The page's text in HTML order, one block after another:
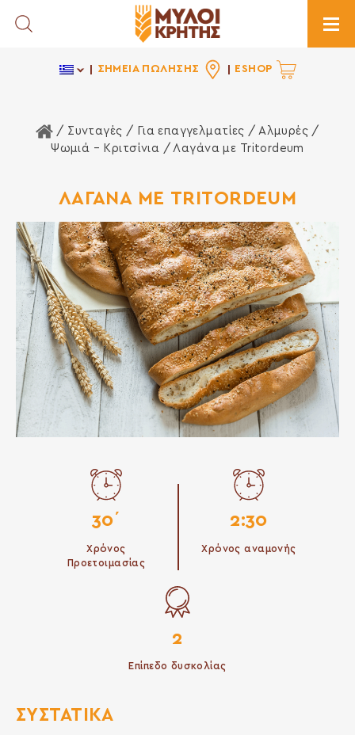
Toggle Search
ΣΗΜΕΙΑ ΠΩΛΗΣΗΣ ESHOP
Αρχική Σελίδα
/ Συνταγές / Για επαγγελματίες /Αλμυρές /
Ψωμιά – Κριτσίνια / Λαγάνα με Tritordeum
ΛΑΓΑΝΑ ΜΕ TRITORDEUM
30΄
Χρόνος
Προετοιμασίας
2:30
Χρόνος αναμονής
2
Επίπεδο δυσκολίας
ΣΥΣΤΑΤΙΚΆ